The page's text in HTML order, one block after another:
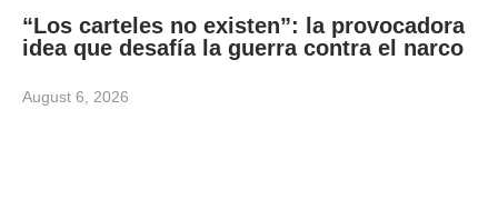
“Los carteles no existen”: la provocadora
idea que desafía la guerra contra el narco
August 6, 2026